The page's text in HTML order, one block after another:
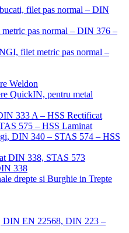
filet pas normal – DIN
pas normal – DIN 376 –
filet metric pas normal –
Weldon
QuickIN, pentru metal
333 A – HSS Rectificat
575 – HSS Laminat
DIN 340 – STAS 574 – HSS
DIN 338, STAS 573
338
drepte si Burghie in Trepte
DIN EN 22568, DIN 223 –